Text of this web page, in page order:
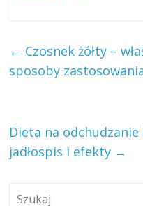
← Czosnek żółty –
sposoby
Dieta na
jadłospis i efekty →